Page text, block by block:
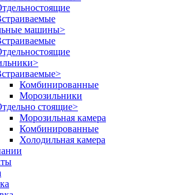
машины>
>
>
Комбинированные
Морозильники
стоящие>
Морозильная камера
Комбинированные
Холодильная камера